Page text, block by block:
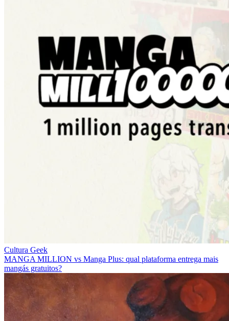
Cultura Geek
MANGA MILLION vs Manga Plus: qual plataforma entrega mais
mangás gratuitos?